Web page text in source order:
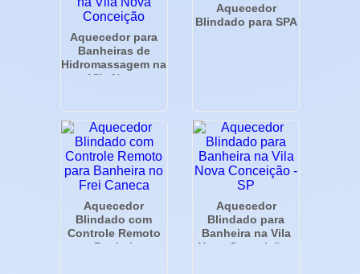
Aquecedor para
Banheiras de
Hidromassagem na
Vila Nova
Aquecedor
Blindado para SPA
Aquecedor
Blindado com
Controle Remoto
para Banheira no
Aquecedor
Blindado para
Banheira na Vila
Nova Conceição -